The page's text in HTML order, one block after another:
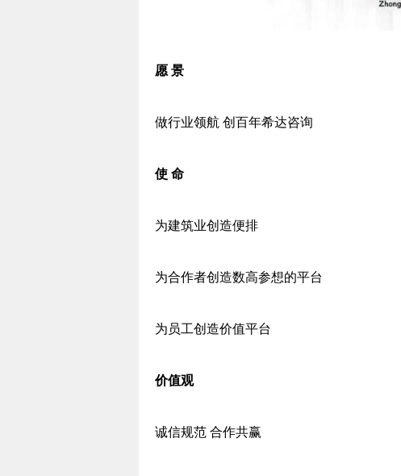
愿 景
做行业领航 创百年希达咨询
使 命
为建筑业创造便排
为合作者创造数高参想的平台
为员工创造价值平台
价值观
诚信规范 合作共赢